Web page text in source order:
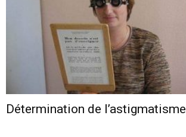
Détermination de l’astigmatisme